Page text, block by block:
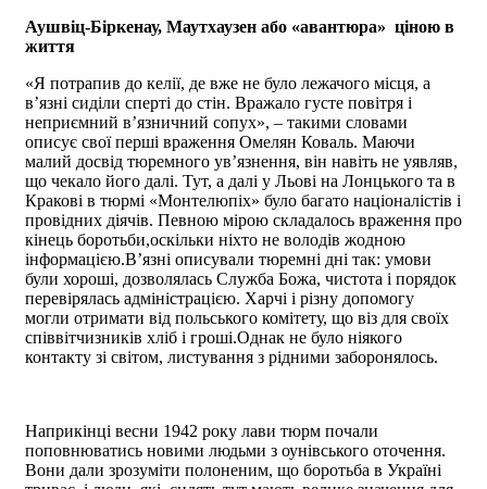
Аушвіц-Біркенау, Маутхаузен або «авантюра» ціною в
життя
«Я потрапив до келії, де вже не було лежачого місця, а
в’язні сиділи сперті до стін. Вражало густе повітря і
неприємний в’язничний сопух», – такими словами
описує свої перші враження Омелян Коваль. Маючи
малий досвід тюремного ув’язнення, він навіть не уявляв,
що чекало його далі. Тут, а далі у Льові на Лонцького та в
Кракові в тюрмі «Монтелюпіх» було багато націоналістів і
провідних діячів. Певною мірою складалось враження про
кінець боротьби,оскільки ніхто не володів жодною
інформацією.В’язні описували тюремні дні так: умови
були хороші, дозволялась Служба Божа, чистота і порядок
перевірялась адміністрацією. Харчі і різну допомогу
могли отримати від польського комітету, що віз для своїх
співвітчизників хліб і гроші.Однак не було ніякого
контакту зі світом, листування з рідними заборонялось.
Наприкінці весни 1942 року лави тюрм почали
поповнюватись новими людьми з оунівського оточення.
Вони дали зрозуміти полоненим, що боротьба в Україні